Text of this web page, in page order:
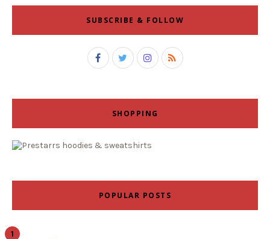
SUBSCRIBE & FOLLOW
SHOPPING
POPULAR POSTS